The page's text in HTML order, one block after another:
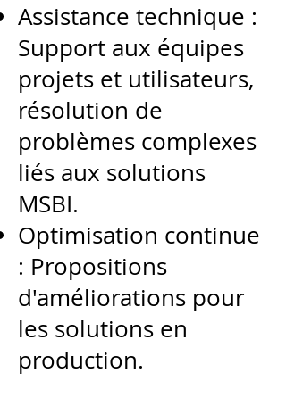
Assistance technique :
Support aux équipes
projets et utilisateurs,
résolution de
problèmes complexes
liés aux solutions
MSBI.
Optimisation continue
: Propositions
d'améliorations pour
les solutions en
production.